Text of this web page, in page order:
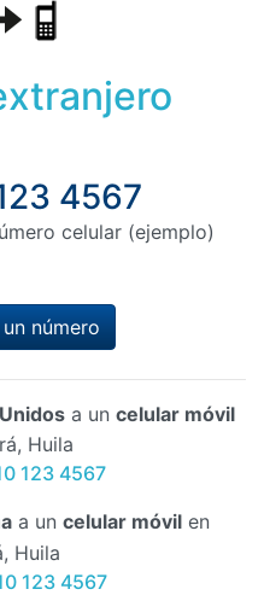
4567
celular (ejemplo)
número
a un celular móvil
Huila
123 4567
a un celular móvilen
Huila
123 4567